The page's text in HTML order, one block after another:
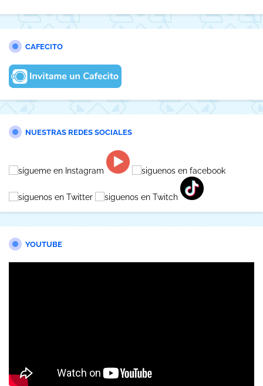
CAFECITO
NUESTRAS REDES SOCIALES
YOUTUBE